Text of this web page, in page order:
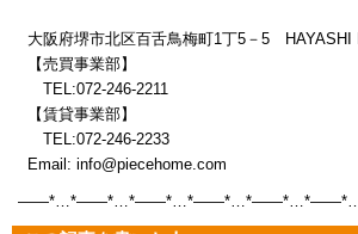
大阪府堺市北区百舌鳥梅町1丁5－5 HAYASHI
【売買事業部】
TEL:072-246-2211
【賃貸事業部】
TEL:072-246-2233
Email: info@piecehome.com
——*…*——*…*——*…*——*…*——*…*——*